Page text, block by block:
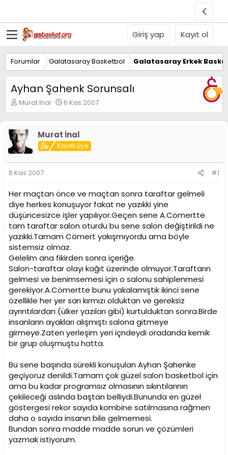
Giriş yap Kayıt ol
Forumlar Galatasaray Basketbol Galatasaray Erkek
Ayhan Şahenk Sorunsalı
K
o
u
y
u
B
a
ş
l
a
t
a
n
Murat İnal
B
a
a
n
ı
t
a
r
i
h
i
6 Kas 2007
Murat İnal
Kayıtlı Üye
6 Kas 2007 #1
Her maçtan önce ve maçtan sonra taraftar gelmeli
diye herkes konuşuyor fakat ne yazıkki yine
düşüncesizce işler yapılıyor.Geçen sene A.Cömertte
tam taraftar salon oturdu bu sene salon değiştirildi ne
yazıkki.Tamam Cömert yakışmıyordu ama böyle
sistemsiz olmaz.
Gelelim ana fikirden sonra içeriğe.
Salon-taraftar olayı kağıt üzerinde olmuyor.Taraftarın
gelmesi ve benimsemesi için o salonu sahiplenmesi
gerekiyor.A.Cömertte bunu yakalamıştık ikinci sene
özellikle her yer sarı kırmızı olduktan ve gereksiz
ayrıntılardan (ülker yazıları gibi) kurtulduktan sonra.Birde
insanların ayakları alışmıştı salona gitmeye
girmeye.Zaten yerleşim yeri içndeydi oradanda kemik
bir grup oluşmuştu hatta.
Bu sene başında sürekli konuşulan Ayhan Şahenke
geçiyoruz denildi.Tamam çok güzel salon basketbol için
ama bu kadar programsız olmasının sıkıntılarının
çekileceği aslında baştan belliydi.Bununda en güzel
göstergesi rekor sayıda kombine satılmasına rağmen
daha o sayıda insanın bile gelmemesi.
Bundan sonra madde madde sorun ve çözümleri
yazmak istiyorum.